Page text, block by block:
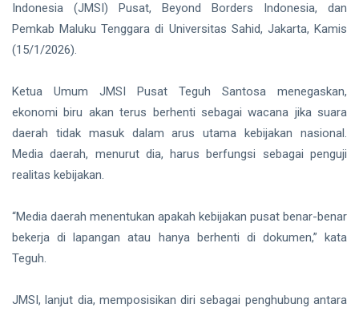
Hektare
Ditanami
Siak Sri Indrapura
Prabowo Subianto
Indonesia
Pilkada 2024
KPK
Politik
Indonesia (JMSI) Pusat, Beyond Borders Indonesia, dan
Pemkab Maluku Tenggara di Universitas Sahid, Jakarta, Kamis
(15/1/2026).
Ketua Umum JMSI Pusat Teguh Santosa menegaskan,
ekonomi biru akan terus berhenti sebagai wacana jika suara
daerah tidak masuk dalam arus utama kebijakan nasional.
Media daerah, menurut dia, harus berfungsi sebagai penguji
realitas kebijakan.
“Media daerah menentukan apakah kebijakan pusat benar-benar
bekerja di lapangan atau hanya berhenti di dokumen,” kata
Teguh.
JMSI, lanjut dia, memposisikan diri sebagai penghubung antara